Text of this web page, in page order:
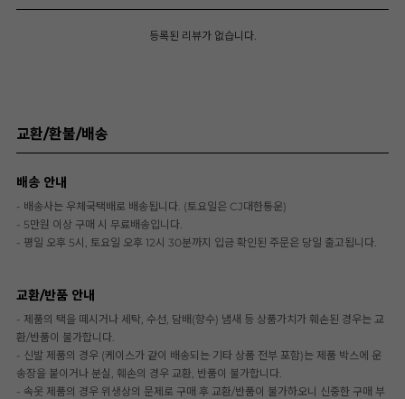
등록된 리뷰가 없습니다.
교환/환불/배송
배송 안내
- 배송사는 우체국택배로 배송됩니다. (토요일은 CJ대한통운)
- 5만원 이상 구매 시 무료배송입니다.
- 평일 오후 5시, 토요일 오후 12시 30분까지 입금 확인된 주문은 당일 출고됩니다.
교환/반품 안내
- 제품의 택을 떼시거나 세탁, 수선, 담배(향수) 냄새 등 상품가치가 훼손된 경우는 교
환/반품이 불가합니다.
- 신발 제품의 경우 (케이스가 같이 배송되는 기타 상품 전부 포함)는 제품 박스에 운
송장을 붙이거나 분실, 훼손의 경우 교환, 반품이 불가합니다.
- 속옷 제품의 경우 위생상의 문제로 구매 후 교환/반품이 불가하오니 신중한 구매 부